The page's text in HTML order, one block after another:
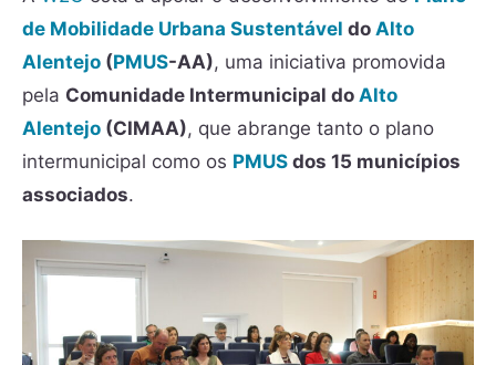
de Mobilidade Urbana Sustentável do Alto
Alentejo (PMUS-AA), uma iniciativa promovida
pela Comunidade Intermunicipal do Alto
Alentejo (CIMAA), que abrange tanto o plano
intermunicipal como os PMUS dos 15 municípios
associados.